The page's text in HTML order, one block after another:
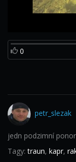
0
petr_slezak
jedn podzimní
Tagy:traun, kapr,